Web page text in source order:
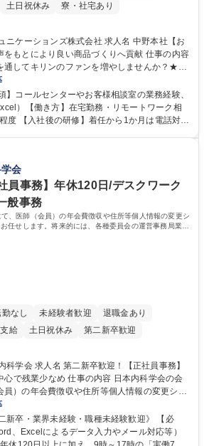
土日祝休み 寮・社宅あり
ンズ株式会社 求人名 中野本社【お
により良い商品づくりへ貢献 仕事の内容
してキリンのファンを増やしませんか？★≫
づくりに活かしていく上で、窓口となるお客
ご
います。お客様からの声に迅速かつ誠意をも
もにグループ内活動に反映しています。 【具
後 募集職種 中野本社【お客様
により良い商品づくりへ貢献
】コールセンターやお客様相談室の業務経験、
）【働き方】在宅勤務・リモートワーク相
電話対応
当社について】キリングループの広報機能を担
会いを大切にし、磨き上げたホスピタリティ
ンをとりながら広報関連業務を行っておりま
会
員事務】年休120日/デスクワーク
般事務
、医師（会員）の年会費徴収や住所等個人情報の変更シ
任せします。将来的には、各種委員会の運営事務局業務
ます。
なし 未経験者歓迎
退職金あり
給 土日祝休み 第二新卒歓迎
【正社員事務】
事の内容 日本内科学会の会
員）の年会費徴収や住所等個人情報の変更シス
お任せします。将来的には、各種委員会の運
いただきます。 【会員管理・データ
の住所変更、個人情報のシステム登録・更新
ータの照合確認 【問い合わせ対応】 ・会員
新卒・業界未経験・職種未経験歓迎》 【必
、Excelによるデータ入力やメール対応等）